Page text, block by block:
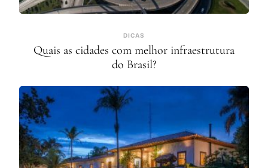
DICAS
Quais as cidades com melhor infraestrutura
do Brasil?